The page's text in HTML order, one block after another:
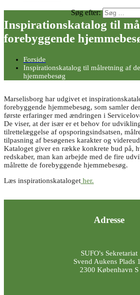
Søg efter:
Inspirationskatalog til
forebyggende
Forside
Inspirationskatalog til målretning af
hjemmebesøg
Marselisborg har udgivet et
forebyggende hjemmebesøg, som samler
første erfaringer med ændringen i
De viser, at der især er et behov for
tilrettelæggelse af opsporingsindsatsen,
tilpasning af besøgenes karakter og
Kataloget giver en række konkrete bud på,
redskaber, man kan arbejde med de fire
målrette de forebyggende hjemmebesøg.
Læs inspirationskataloget her.
Adresse
SUFO's Sekretariat
Svend Aukens Plads
2300 København S